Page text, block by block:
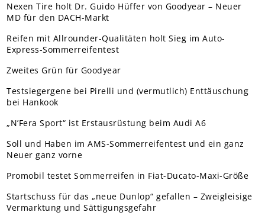
Nexen Tire holt Dr. Guido Hüffer von Goodyear – Neuer
MD für den DACH-Markt
Reifen mit Allrounder-Qualitäten holt Sieg im Auto-
Express-Sommerreifentest
Zweites Grün für Goodyear
Testsiegergene bei Pirelli und (vermutlich) Enttäuschung
bei Hankook
„N’Fera Sport“ ist Erstausrüstung beim Audi A6
Soll und Haben im AMS-Sommerreifentest und ein ganz
Neuer ganz vorne
Promobil testet Sommerreifen in Fiat-Ducato-Maxi-Größe
Startschuss für das „neue Dunlop“ gefallen – Zweigleisige
Vermarktung und Sättigungsgefahr